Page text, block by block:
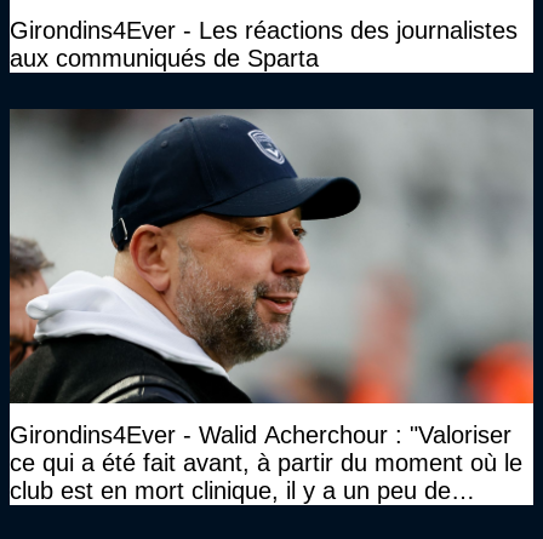
Girondins4Ever - Les réactions des journalistes
aux communiqués de Sparta
Girondins4Ever - Walid Acherchour : "Valoriser
ce qui a été fait avant, à partir du moment où le
club est en mort clinique, il y a un peu de